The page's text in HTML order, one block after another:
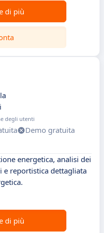
di più
degli utenti
Demo gratuita
energetica, analisi dei
reportistica dettagliata
di più